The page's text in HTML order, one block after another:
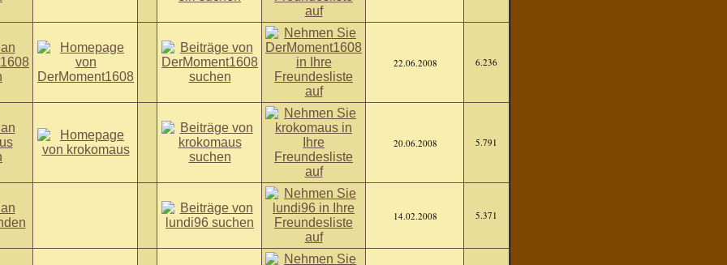
22.06.2008 6.236
20.06.2008 5.791
14.02.2008 5.371